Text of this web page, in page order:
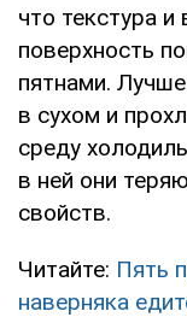
что текстура
поверхность
пятнами.
в сухом и
среду
в ней они
свойств.
Читайте: Пять
наверняка